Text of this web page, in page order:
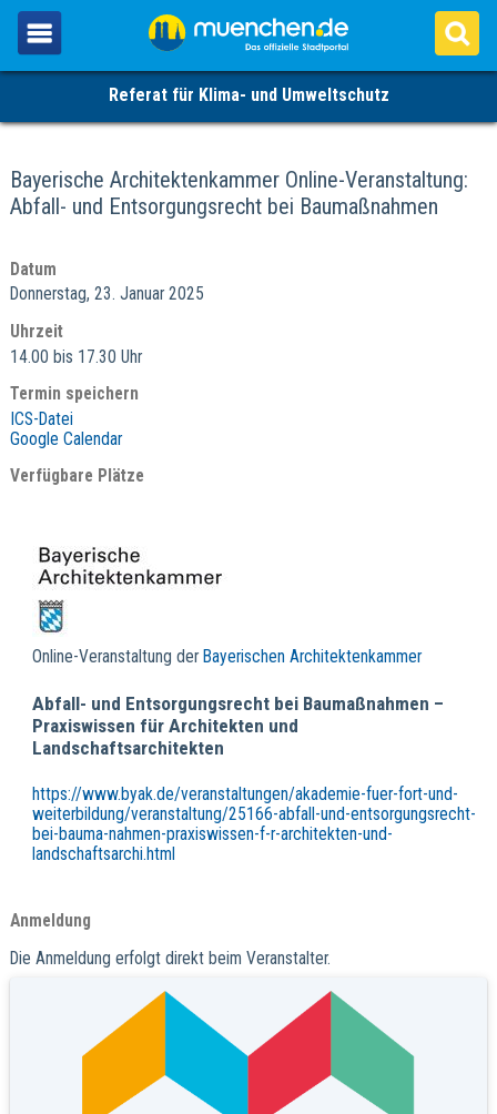
Referat für Klima- und Umweltschutz
Bayerische Architektenkammer Online-Veranstaltung:
Abfall- und Entsorgungsrecht bei Baumaßnahmen
Datum
Donnerstag, 23. Januar 2025
Uhrzeit
14.00 bis 17.30 Uhr
Termin speichern
ICS-Datei
Google Calendar
Verfügbare Plätze
Online-Veranstaltung der Bayerischen Architektenkammer
Abfall- und Entsorgungsrecht bei Baumaßnahmen –
Praxiswissen für Architekten und
Landschaftsarchitekten
https://www.byak.de/veranstaltungen/akademie-fuer-fort-und-
weiterbildung/veranstaltung/25166-abfall-und-entsorgungsrecht-
bei-bauma-nahmen-praxiswissen-f-r-architekten-und-
landschaftsarchi.html
Anmeldung
Die Anmeldung erfolgt direkt beim Veranstalter.